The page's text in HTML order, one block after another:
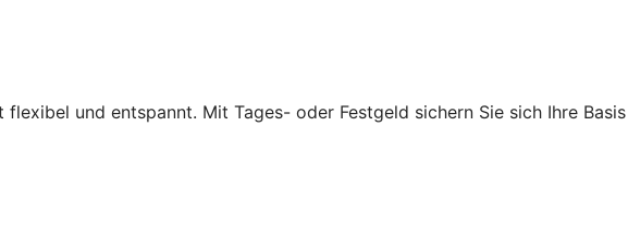
und entspannt. Mit Tages- oder Festgeld sichern Sie sich Ihre Basis